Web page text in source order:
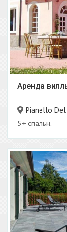
Аренда
Pianello Del
5+ спальн.